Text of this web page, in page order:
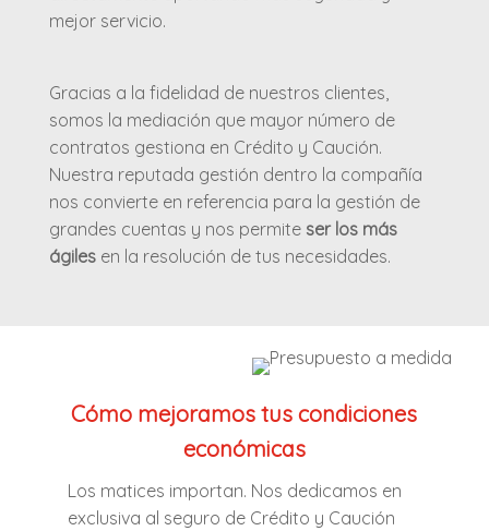
mejor servicio.
Gracias a la fidelidad de nuestros clientes,
somos la mediación que mayor número de
contratos gestiona en Crédito y Caución.
Nuestra reputada gestión dentro la compañía
nos convierte en referencia para la gestión de
grandes cuentas y nos permite ser los más
ágilesen la resolución de tus necesidades.
Cómo mejoramos tus condiciones
económicas
Los matices importan. Nos dedicamos en
exclusiva al seguro de Crédito y Caución